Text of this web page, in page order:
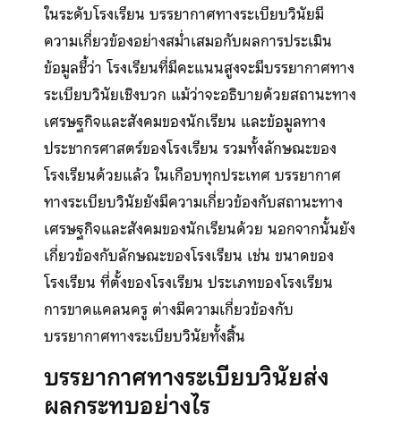
ในระดับโรงเรียน บรรยากาศทางระเบียบวินัยมี
ความเกี่ยวข้องอย่างสม่ำเสมอกับผลการประเมิน
ข้อมูลชี้ว่า โรงเรียนที่มีคะแนนสูงจะมีบรรยากาศทาง
ระเบียบวินัยเชิงบวก แม้ว่าจะอธิบายด้วยสถานะทาง
เศรษฐกิจและสังคมของนักเรียน และข้อมูลทาง
ประชากรศาสตร์ของโรงเรียน รวมทั้งลักษณะของ
โรงเรียนด้วยแล้ว ในเกือบทุกประเทศ บรรยากาศ
ทางระเบียบวินัยยังมีความเกี่ยวข้องกับสถานะทาง
เศรษฐกิจและสังคมของนักเรียนด้วย นอกจากนั้นยัง
เกี่ยวข้องกับลักษณะของโรงเรียน เช่น ขนาดของ
โรงเรียน ที่ตั้งของโรงเรียน ประเภทของโรงเรียน
การขาดแคลนครู ต่างมีความเกี่ยวข้องกับ
บรรยากาศทางระเบียบวินัยทั้งสิ้น
บรรยากาศทางระเบียบวินัยส่ง
ผลกระทบอย่างไร